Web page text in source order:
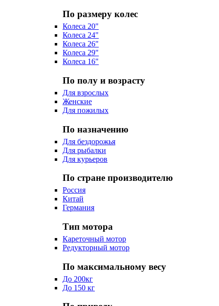
По размеру колес
Колеса 20"
Колеса 24"
Колеса 26"
Колеса 29"
Колеса 16"
По полу и возрасту
Для взрослых
Женские
Для пожилых
По назначению
Для бездорожья
Для рыбалки
Для курьеров
По стране производителю
Россия
Китай
Германия
Тип мотора
Кареточный мотор
Редукторный мотор
По максимальному весу
До 200кг
До 150 кг